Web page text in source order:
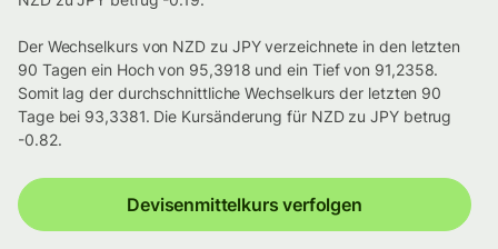
Der Wechselkurs von NZD zu JPY verzeichnete in den letzten
90 Tagen ein Hoch von 95,3918 und ein Tief von 91,2358.
Somit lag der durchschnittliche Wechselkurs der letzten 90
Tage bei 93,3381. Die Kursänderung für NZD zu JPY betrug
-0.82.
Devisenmittelkurs verfolgen